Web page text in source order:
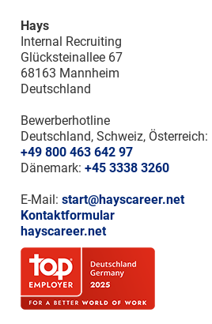
Hays
Internal Recruiting
Glücksteinallee 67
68163 Mannheim
Deutschland
Bewerberhotline
Deutschland, Schweiz, Österreich:
+49 800 463 642 97
Dänemark: +45 3338 3260
E-Mail: start@hayscareer.net
Kontaktformular
hayscareer.net